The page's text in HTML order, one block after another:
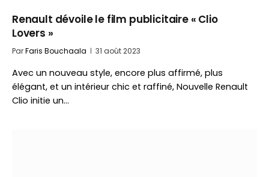
Renault dévoile le film publicitaire « Clio
Lovers »
ParFaris Bouchaala 31 août 2023
Avec un nouveau style, encore plus affirmé, plus
élégant, et un intérieur chic et raffiné, Nouvelle Renault
Clio initie un…